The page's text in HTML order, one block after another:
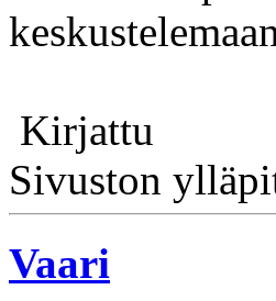
Kirjattu
Sivuston
Vaari